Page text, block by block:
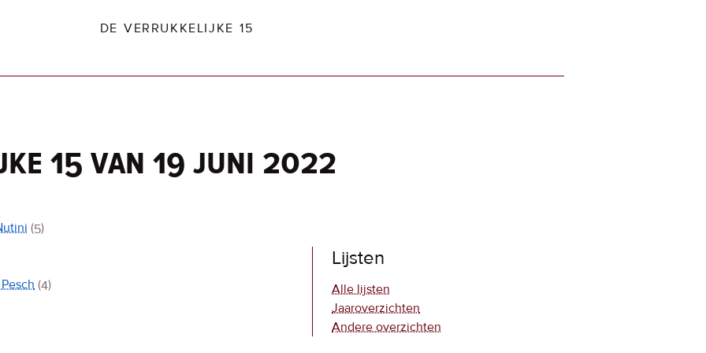
DE VERRUKKELIJKE 15
15 van 19 juni 2022
(5)
(4)
Lijsten
Alle lijsten
Jaaroverzichten
Andere overzichten